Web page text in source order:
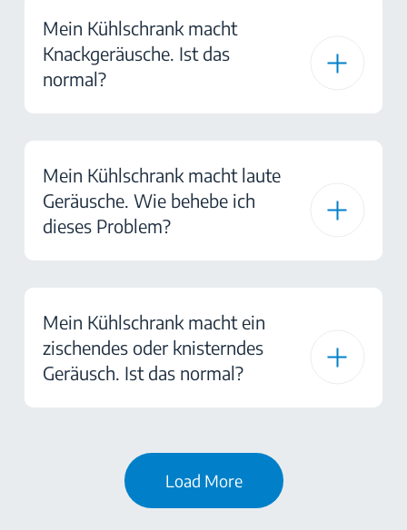
Mein Kühlschrank macht
Knackgeräusche. Ist das
normal?
Mein Kühlschrank macht laute
Geräusche. Wie behebe ich
dieses Problem?
Mein Kühlschrank macht ein
zischendes oder knisterndes
Geräusch. Ist das normal?
Load More